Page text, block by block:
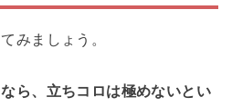
みましょう。
ら、立ちコロは極めないとい